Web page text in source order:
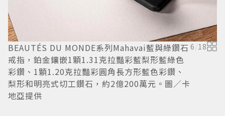
BEAUTÉS DU MONDE系列Mahavai藍與綠鑽石
戒指，鉑金鑲嵌1顆1.31克拉豔彩藍梨形藍綠色
彩鑽、1顆1.20克拉豔彩圓角長方形藍色彩鑽、
梨形和明亮式切工鑽石，約2億200萬元。圖／卡
地亞提供
6/18